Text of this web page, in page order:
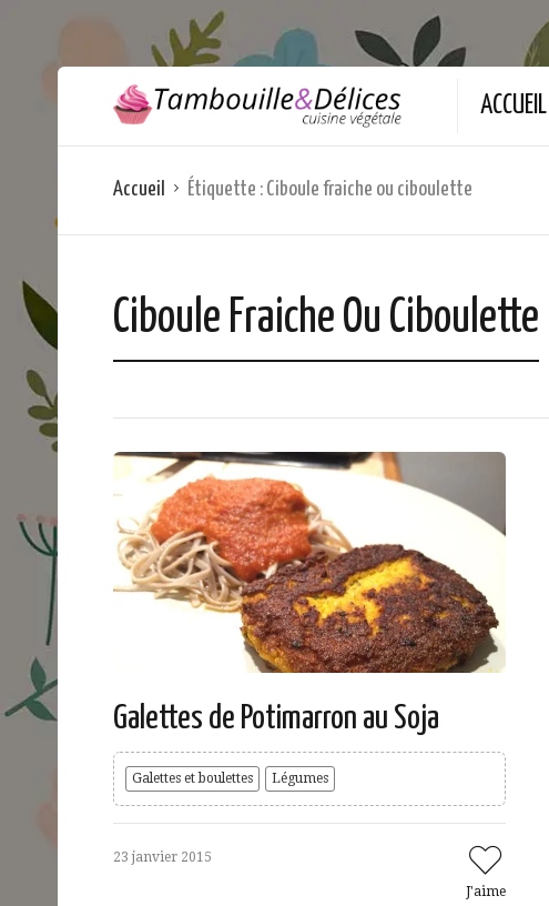
ACCUEIL
Accueil Étiquette : Ciboule fraiche ou ciboulette
Ciboule Fraiche Ou Ciboulette
Galettes de Potimarron au Soja
Galettes et boulettes Légumes
23 janvier 2015
J'aime